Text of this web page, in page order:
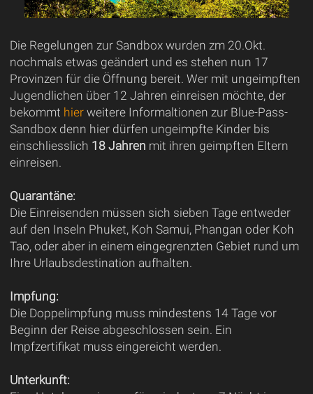
Die Regelungen zur Sandbox wurden zm 20.Okt.
nochmals etwas geändert und es stehen nun 17
Provinzen für die Öffnung bereit. Wer mit ungeimpften
Jugendlichen über 12 Jahren einreisen möchte, der
bekommt hierweitere Informaltionen zur Blue-Pass-
Sandbox denn hier dürfen ungeimpfte Kinder bis
einschliesslich 18 Jahren mit ihren geimpften Eltern
einreisen.
Quarantäne:
Die Einreisenden müssen sich sieben Tage entweder
auf den Inseln Phuket, Koh Samui, Phangan oder Koh
Tao, oder aber in einem eingegrenzten Gebiet rund um
Ihre Urlaubsdestination aufhalten.
Impfung:
Die Doppelimpfung muss mindestens 14 Tage vor
Beginn der Reise abgeschlossen sein. Ein
Impfzertifikat muss eingereicht werden.
Unterkunft: